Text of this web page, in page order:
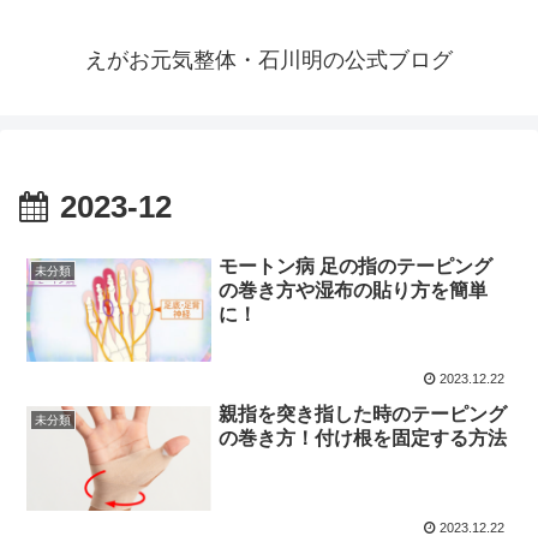
えがお元気整体・石川明の公式ブログ
2023-12
未分類
モートン病 足の指のテーピング
の巻き方や湿布の貼り方を簡単
に！
2023.12.22
未分類
親指を突き指した時のテーピング
の巻き方！付け根を固定する方法
2023.12.22